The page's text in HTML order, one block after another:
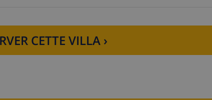
CETTE VILLA ›